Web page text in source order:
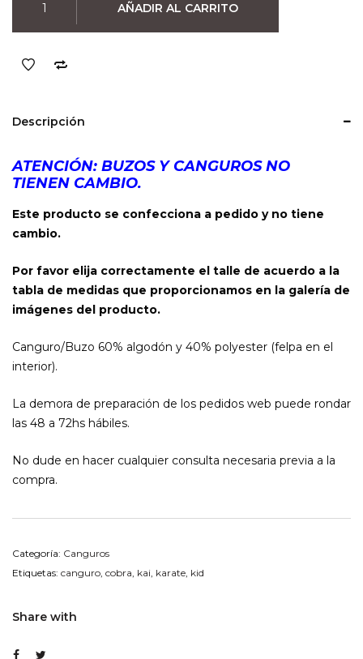
Karate
Kid
Kai
AÑADIR AL CARRITO
Descripción
ATENCIÓN: BUZOS Y CANGUROS NO
TIENEN CAMBIO.
Este producto se confecciona a pedido y no tiene
cambio.
Por favor elija correctamente el talle de acuerdo a la
tabla de medidas que proporcionamos en la galería de
imágenes del producto.
Canguro/Buzo 60% algodón y 40% polyester (felpa en el
interior).
La demora de preparación de los pedidos web puede rondar
las 48 a 72hs hábiles.
No dude en hacer cualquier consulta necesaria previa a la
compra.
Categoría: Canguros
Etiquetas: canguro, cobra, kai, karate, kid
Share with